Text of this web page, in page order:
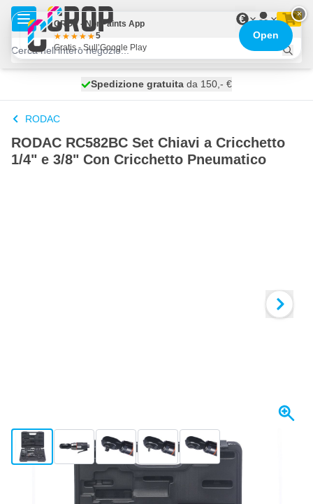
Salta al contenuto
€
spedito oggi
Spedizione gratuita da 150,- €
100 giorni
RODAC
RODAC RC582BC Set Chiavi a Cricchetto
1/4" e 3/8" Con Cricchetto Pneumatico
View larger imageView larger imageView larger imageView larger imageView larger image
+3
Spedito oggi
×
CROP - NonPaints App
5
Gratis - Sull’Google Play
Open